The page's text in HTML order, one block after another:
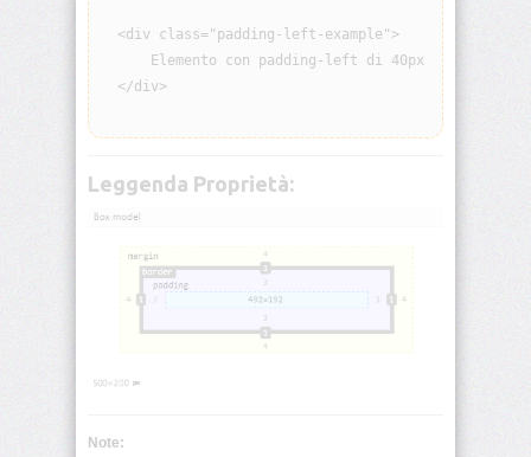
background-
attachment
background-
blend-
clip
background-
background-
origin
  <div class="padding-left-example">
      Elemento con padding-left di 40px
  </div>
Leggenda Proprietà:
Note: